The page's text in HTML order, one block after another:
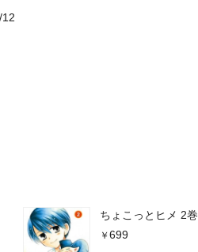
ちょこっとヒメ 2巻
699